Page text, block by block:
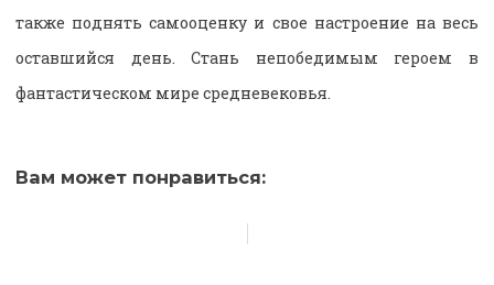
также поднять самооценку и свое настроение на весь
оставшийся день. Стань непобедимым героем в
фантастическом мире средневековья.
Вам может понравиться: